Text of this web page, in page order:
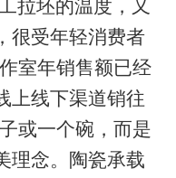
拉坯的温度，又
很受年轻消费者
室年销售额已经
上线下渠道销往
或一个碗，而是
理念。陶瓷承载